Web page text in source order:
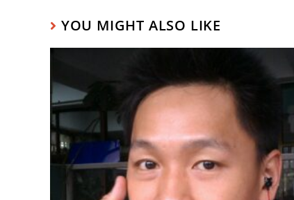
YOU MIGHT ALSO LIKE